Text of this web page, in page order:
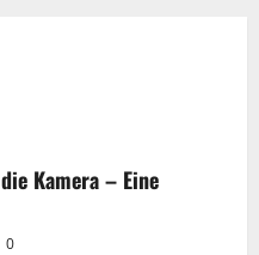
Kamera – Eine
0